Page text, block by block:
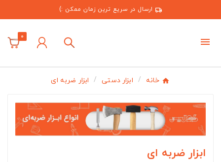
ارسال در سریع ترین زمان ممکن :)
0
خانه ابزار دستی ابزار ضربه ای
ابزار ضربه ای